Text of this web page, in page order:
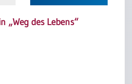
„Weg des Lebens“